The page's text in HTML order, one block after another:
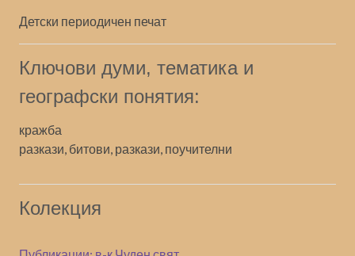
Детски периодичен печат
Ключови думи, тематика и
географски понятия:
кражба
разкази, битови, разкази, поучителни
Колекция